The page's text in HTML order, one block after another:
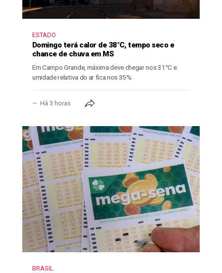
ESTADO
Domingo terá calor de 38°C, tempo seco e
chance de chuva em MS
Em Campo Grande, máxima deve chegar nos 31°C e
umidade relativa do ar fica nos 35%
Há 3 horas
BRASIL